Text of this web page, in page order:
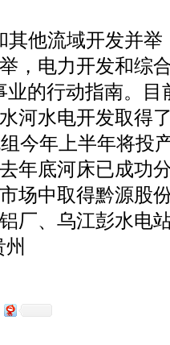
其他流域开发并
，电力开发和综
业的行动指南。
河水电开发取得
今年上半年将投
年底河床已成功
场中取得黔源股
厂、乌江彭水电